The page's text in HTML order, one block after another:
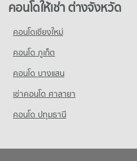
คอนโดให้เช่า ต่างจังหวัด
คอนโดเชียงใหม่
คอนโด ภูเก็ต
คอนโด บางแสน
เช่าคอนโด ศาลายา
คอนโด ปทุมธานี